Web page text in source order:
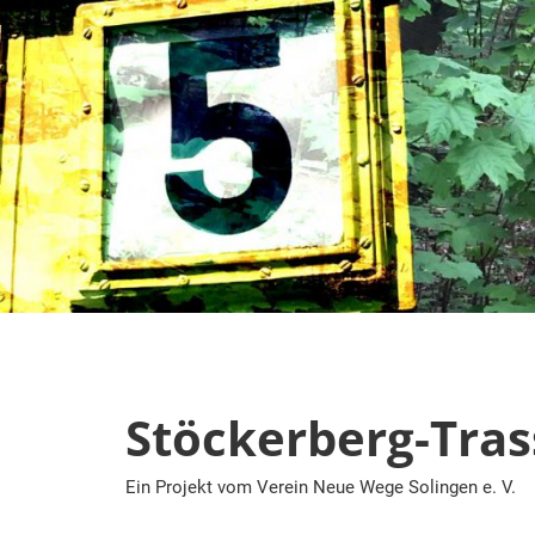
Zum
Inhalt
springen
Stöckerberg-
Ein Projekt vom Verein Neue Wege Solingen e. V.